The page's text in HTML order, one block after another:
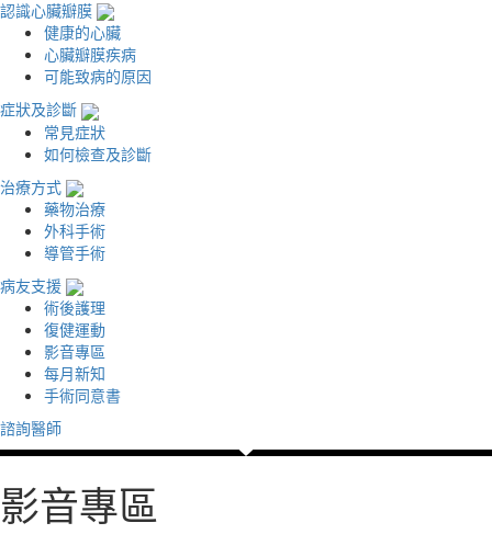
認識心臟瓣膜
健康的心臟
心臟瓣膜疾病
可能致病的原因
症狀及診斷
常見症狀
如何檢查及診斷
治療方式
藥物治療
外科手術
導管手術
病友支援
術後護理
復健運動
影音專區
每月新知
手術同意書
諮詢醫師
影音專區